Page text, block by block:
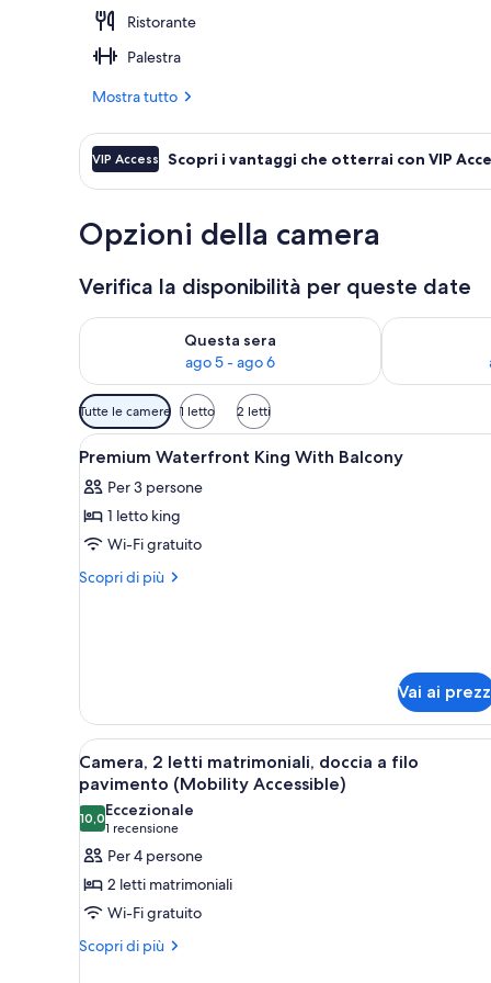
Ristorante
Palestra
Mostra tutto
VIP Access Scopri i vantaggi che otterrai con VIP
Opzioni della camera
Verifica la disponibilità per queste date
Questa sera
ago 5 - ago 6
Verifica la disponibilità per questa sera, ago 5 - ago 6
Verifica la
Filtri
disponibili
per
camere
Tutte le camere 1 letto 2 letti
Apri
tutte
le
foto
per
Premium
Una camera d'albergo con un
7
Premium Waterfront King With Balcony
Per 3 persone
1 letto king
Wi-Fi gratuito
Scopri di più
Altri
Balcony
Vai ai
Apri
tutte
le
foto
per
Camera,
2
letti
matrimoniali,
Biancheria da letto di alta
5
Camera, 2 letti matrimoniali, doccia a filo
pavimento (Mobility Accessible)
10,010,0 su 10
Eccezionale
1 recensione
(1
recensione)
Per 4 persone
2 letti matrimoniali
Wi-Fi gratuito
Scopri di più
Altri